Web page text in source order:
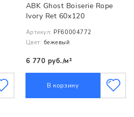
ABK Ghost Boiserie Rope
Ivory Ret 60x120
Артикул: PF60004772
Цвет: бежевый
6 770 руб./м²
В корзину